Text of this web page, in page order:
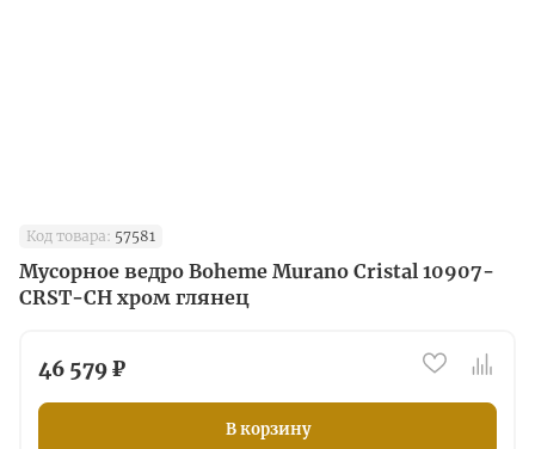
Код товара: 57581
Мусорное ведро Boheme Murano Cristal 10907-
CRST-CH хром глянец
46 579 ₽
В корзину